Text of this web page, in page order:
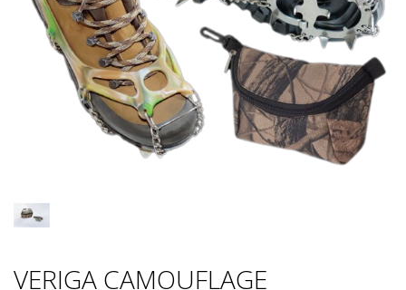
VERIGA CAMOUFLAGE